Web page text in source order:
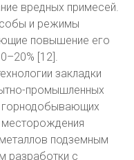
вредных примесей.
и режимы
повышение его
[12].
закладки
промышленных
горнодобывающих
месторождения
подземным
разработки с